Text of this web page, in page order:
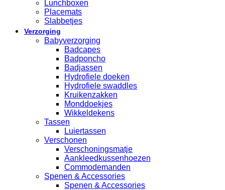
Lunchboxen
Placemats
Slabbetjes
Verzorging
Babyverzorging
Badcapes
Badponcho
Badjassen
Hydrofiele doeken
Hydrofiele swaddles
Kruikenzakken
Monddoekjes
Wikkeldekens
Tassen
Luiertassen
Verschonen
Verschoningsmatje
Aankleedkussenhoezen
Commodemanden
Spenen & Accessories
Spenen & Accessories